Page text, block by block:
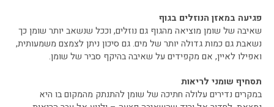
פגיעה במאזן הנוזלים בגוף
שאיבה של שומן מוציאה מהגוף גם נוזלים, וככל שנשאב יותר שומן כך
נשאבת גם כמות גדולה יותר של מים. גם סיכון ניתן לצמצם משמעותית,
ואפילו לאיין, אם מקפידים על שאיבה בהיקף סביר של שומן.
תסחיף שומני לריאות
במקרים נדירים עלולה חתיכה של שומן להתנתק מהמקום בו היא